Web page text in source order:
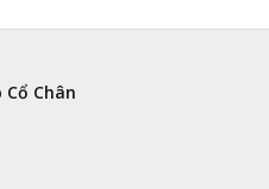
Chân